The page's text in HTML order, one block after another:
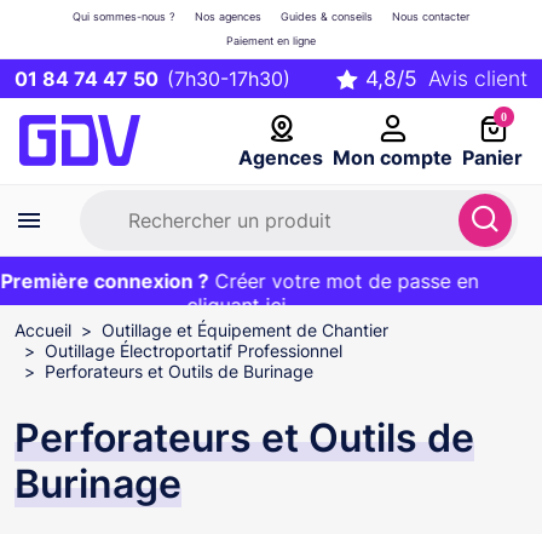
01 84 74 47 50 (7h30-17h30)
Agences Mon compte
Qui sommes-nous ? Nos agences Guides & conseils
Nous contacter
Paiement en ligne
0
Panier
Première commande ?20€ OFFERT sur votre panier
et livraison 24/48h gratuite avec le codeBIENVENUE
connexion ?Créer votre mot de passe en
cliquant ici
EXCLU WEB :
Accueil
Outillage et Équipement de Chantier
Outillage Électroportatif Professionnel
Perforateurs et Outils de Burinage
Perforateurs et Outils de
Burinage